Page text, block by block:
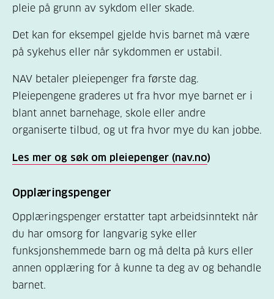
pleie på grunn av sykdom eller skade.
Det kan for eksempel gjelde hvis barnet må være
på sykehus eller når sykdommen er ustabil.
NAV betaler pleiepenger fra første dag.
Pleiepengene graderes ut fra hvor mye barnet er i
blant annet barnehage, skole eller andre
organiserte tilbud, og ut fra hvor mye du kan jobbe.
Les mer og søk om pleiepenger (nav.no)
Opplæringspenger
Opplæringspenger erstatter tapt arbeidsinntekt når
du har omsorg for langvarig syke eller
funksjonshemmede barn og må delta på kurs eller
annen opplæring for å kunne ta deg av og behandle
barnet.